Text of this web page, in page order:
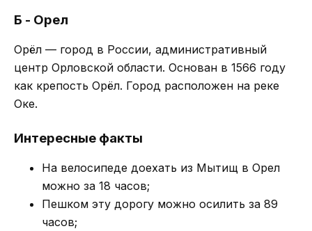
Б - Орел
Орёл — город в России, административный
центр Орловской области. Основан в 1566 году
как крепость Орёл. Город расположен на реке
Оке.
Интересные факты
На велосипеде доехать из Мытищ в Орел
можно за 18 часов;
Пешком эту дорогу можно осилить за 89
часов;